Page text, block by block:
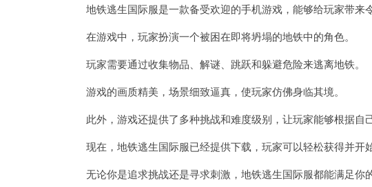
地铁逃生国际服是一款备受欢迎的手机游戏，能够给玩家带来令
在游戏中，玩家扮演一个被困在即将坍塌的地铁中的角色。
玩家需要通过收集物品、解谜、跳跃和躲避危险来逃离地铁。
游戏的画质精美，场景细致逼真，使玩家仿佛身临其境。
此外，游戏还提供了多种挑战和难度级别，让玩家能够根据自己
现在，地铁逃生国际服已经提供下载，玩家可以轻松获得并开
无论你是追求挑战还是寻求刺激，地铁逃生国际服都能满足你的